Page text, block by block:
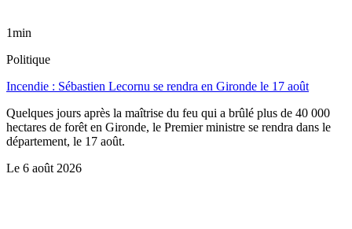
1min
Politique
Incendie : Sébastien Lecornu se rendra en Gironde le 17 août
Quelques jours après la maîtrise du feu qui a brûlé plus de 40 000
hectares de forêt en Gironde, le Premier ministre se rendra dans le
département, le 17 août.
Le 6 août 2026